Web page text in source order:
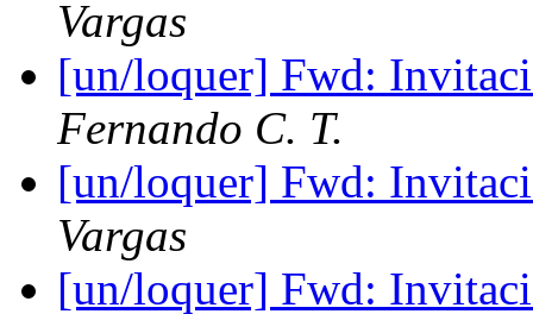
Vargas
[un/loquer] Fwd:
Fernando C. T.
[un/loquer] Fwd:
Vargas
[un/loquer] Fwd: